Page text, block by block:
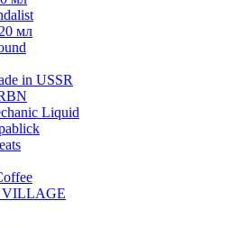
мл
in USSR
Liquid
VILLAGE